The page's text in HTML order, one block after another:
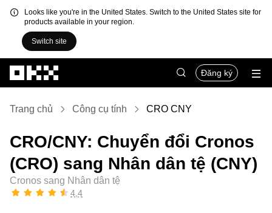
Looks like you're in the United States. Switch to the United States site for
products available in your region.
Switch site
Đăng ký
Trang chủ Công cụ tính CRO CNY
CRO/CNY: Chuyển đổi Cronos
(CRO) sang Nhân dân tệ (CNY)
Cronos sang Nhân dân tệ
4,4